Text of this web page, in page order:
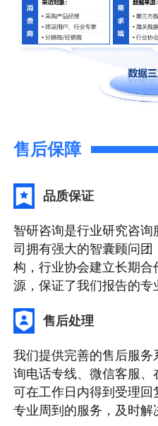
售后保障
品质保证
智研咨询是行业研究咨
司拥有强大的智囊顾问
构，行业协会建立长期
源，保证了我们报告的专
售后处理
我们提供完善的售后服
询电话专线、微信客服
可在工作日内得到受理
专业周到的服务，及时解